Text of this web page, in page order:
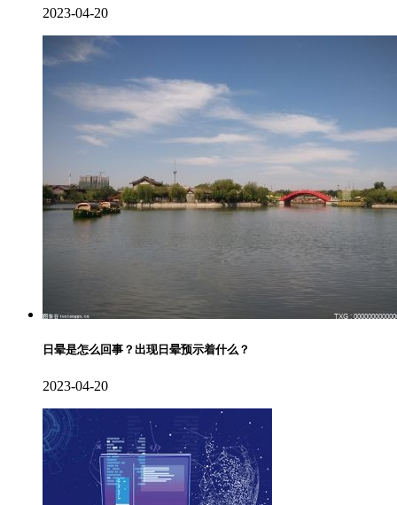
2023-04-20
日晕是怎么回事？出现日晕预示着什么？
2023-04-20